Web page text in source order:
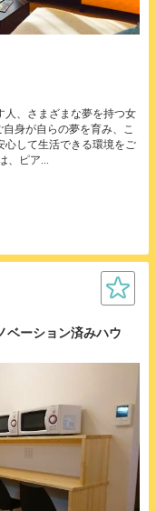
人、さまざまな夢を持つ女
身が自らの夢を育み、こ
心して生活できる環境をご
、ピア...
ベーション済みハウ